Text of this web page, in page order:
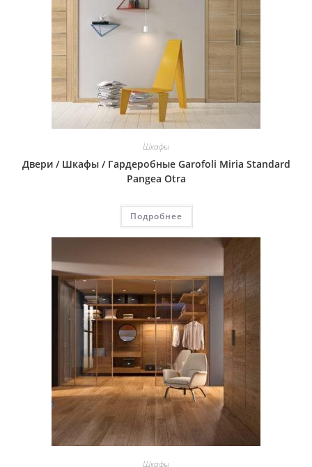
Шкафы
Двери / Шкафы / Гардеробные Garofoli Miria Standard
Pangea Otra
Подробнее
Шкафы